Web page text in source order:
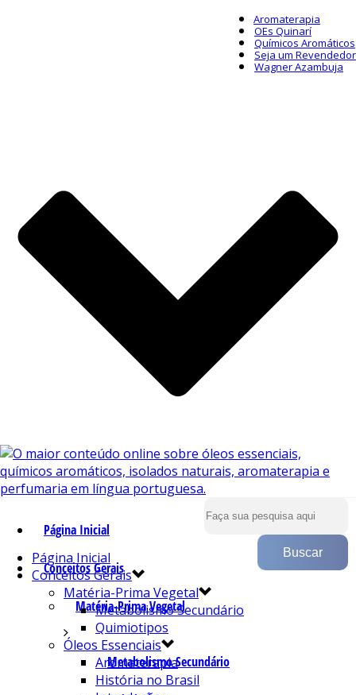
Aromaterapia
OEs Quinarí
Químicos Aromáticos
Seja um Revendedor
Wagner Azambuja
Página Inicial
Conceitos Gerais
Matéria-Prima Vegetal
Metabolismo Secundário
Página Inicial
Conceitos Gerais
Matéria-Prima Vegetal
Metabolismo Secundário
Quimiotipos
Óleos Essenciais
Aromaterapia
História no Brasil